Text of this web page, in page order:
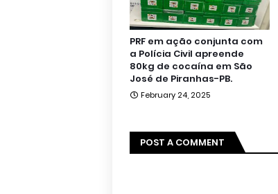
PRF em ação conjunta com
a Polícia Civil apreende
80kg de cocaína em São
José de Piranhas-PB.
February 24, 2025
POST A COMMENT